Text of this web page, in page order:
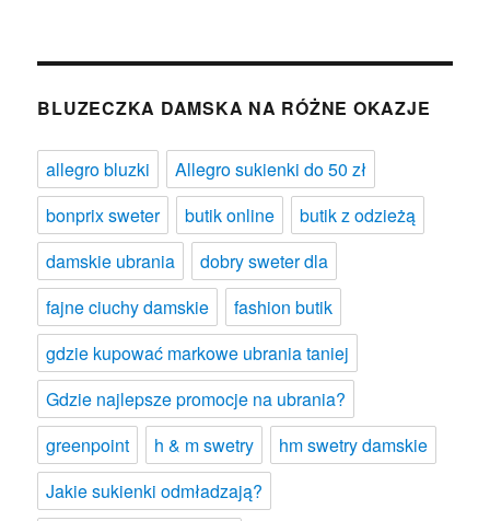
BLUZECZKA DAMSKA NA RÓŻNE OKAZJE
allegro bluzki
Allegro sukienki do 50 zł
bonprix sweter
butik online
butik z odzieżą
damskie ubrania
dobry sweter dla
fajne ciuchy damskie
fashion butik
gdzie kupować markowe ubrania taniej
Gdzie najlepsze promocje na ubrania?
greenpoint
h & m swetry
hm swetry damskie
Jakie sukienki odmładzają?